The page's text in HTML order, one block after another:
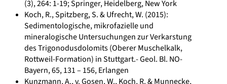
(3), 264: 1-19; Springer, Heidelberg, New York
Koch, R., Spitzberg, S. & Ufrecht, W. (2015):
Sedimentologische, mikrofazielle und
mineralogische Untersuchungen zur Verkarstung
des Trigonodusdolomits (Oberer Muschelkalk,
Rottweil-Formation) in Stuttgart.- Geol. Bl. NO-
Bayern, 65, 131 – 156, Erlangen
Kunzmann, A., v. Gosen, W., Koch, R. & Munnecke,